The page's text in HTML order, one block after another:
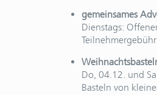
gemeinsames
Dienstags:
Do, 04.12. und
Basteln von